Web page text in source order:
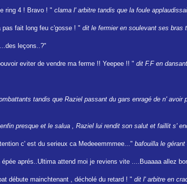
ring 4 ! Bravo ! " clama l' arbitre tandis que la foule
fait long feu c'gosse ! " dit le fermier en soulevant ses bras
leçons..?"
eviter de vendre ma ferme !! Yeepee !! " dit F.F en
tandis que Raziel passant du gars enragé de n'
presque et le salua , Raziel lui rendit son salut et faillit s'
c' est du serieux ca Medeeemmmee..." bafouilla le
aprés..Ultima attend moi je reviens vite ....Buaaaa allez
débute mainchtenant , décholé du retard ! " dit l' arbitre en